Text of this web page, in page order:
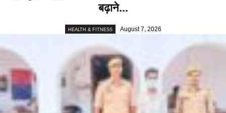
बढ़ाने...
HEALTH & FITNESS August 7, 2026